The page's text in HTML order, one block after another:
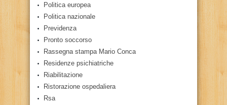
Politica europea
Politica nazionale
Previdenza
Pronto soccorso
Rassegna stampa Mario Conca
Residenze psichiatriche
Riabilitazione
Ristorazione ospedaliera
Rsa